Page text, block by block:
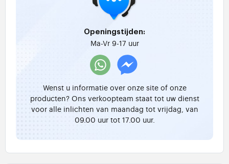
Openingstijden:
Ma-Vr 9-17 uur
Wenst u informatie over onze site of onze
producten? Ons verkoopteam staat tot uw dienst
voor alle inlichten van maandag tot vrijdag, van
09.00 uur tot 17.00 uur.